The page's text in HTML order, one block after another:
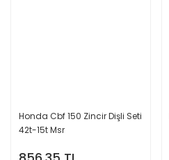
Honda Cbf 150 Zincir Dişli Seti
42t-15t Msr